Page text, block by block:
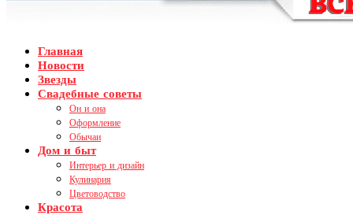
Главная
Новости
Звезды
Свадебные советы
Он и она
Оформление
Обычаи
Дом и быт
Интерьер и дизайн
Кулинария
Цветоводство
Красота